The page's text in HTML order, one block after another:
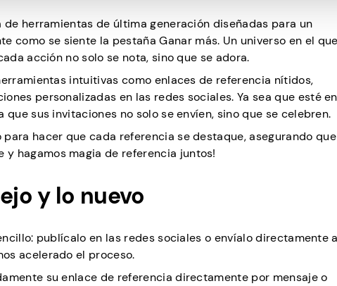
herramientas de última generación diseñadas para un
como se siente la pestaña Ganar más. Un universo en el que
acción no solo se nota, sino que se adora.
intuitivas como enlaces de referencia nítidos,
personalizadas en las redes sociales. Ya sea que esté en
sus invitaciones no solo se envíen, sino que se celebren.
hacer que cada referencia se destaque, asegurando que
y hagamos magia de referencia juntos!
y lo nuevo
publícalo en las redes sociales o envíalo directamente a
acelerado el proceso.
su enlace de referencia directamente por mensaje o